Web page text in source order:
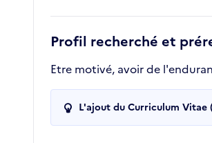
Profil recherché et
Etre motivé, avoir de
L'ajout du Curriculum